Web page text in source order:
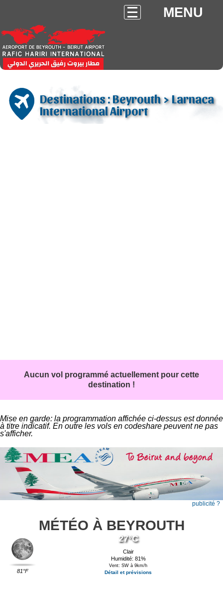
MENU
Destinations : Beyrouth > Larnaca
International Airport
Aucun vol programmé actuellement pour cette
destination !
Mise en garde: la programmation affichée ci-dessus est donnée
à titre indicatif. En outre les vols en codeshare peuvent ne pas
s'afficher.
publicité ?
MÉTÉO À BEYROUTH
81°F
27°C
Clair
Humidité: 81%
Vent: SW à 9km/h
Détail et prévisions